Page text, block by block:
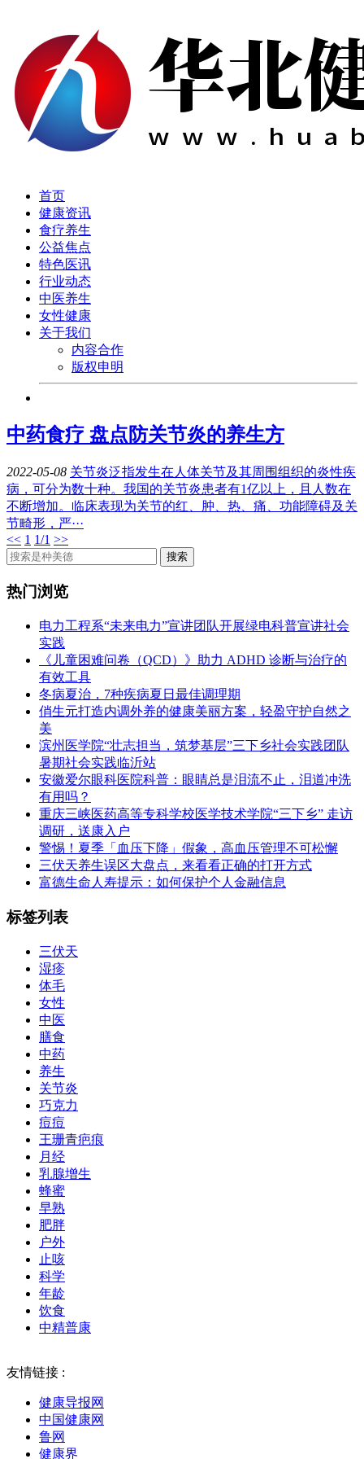
首页
健康资讯
食疗养生
公益焦点
特色医讯
行业动态
中医养生
女性健康
关于我们
内容合作
版权申明
中药食疗 盘点防关节炎的养生方
2022-05-08 关节炎泛指发生在人体关节及其周围组织的炎性疾
病，可分为数十种。我国的关节炎患者有1亿以上，且人数在
不断增加。临床表现为关节的红、肿、热、痛、功能障碍及关
节畸形，严···
<< 1 1/1 >>
热门浏览
电力工程系“未来电力”宣讲团队开展绿电科普宣讲社会
实践
《儿童困难问卷（QCD）》助力 ADHD 诊断与治疗的
有效工具
冬病夏治，7种疾病夏日最佳调理期
俏生元打造内调外养的健康美丽方案，轻盈守护自然之
美
滨州医学院“壮志担当，筑梦基层”三下乡社会实践团队
暑期社会实践临沂站
安徽爱尔眼科医院科普：眼睛总是泪流不止，泪道冲洗
有用吗？
重庆三峡医药高等专科学校医学技术学院“三下乡” 走访
调研，送康入户
警惕！夏季「血压下降」假象，高血压管理不可松懈
三伏天养生误区大盘点，来看看正确的打开方式
富德生命人寿提示：如何保护个人金融信息
标签列表
三伏天
湿疹
体毛
女性
中医
膳食
中药
养生
关节炎
巧克力
痘痘
王珊青疤痕
月经
乳腺增生
蜂蜜
早熟
肥胖
户外
止咳
科学
年龄
饮食
中精普康
友情链接 :
健康导报网
中国健康网
鲁网
健康界